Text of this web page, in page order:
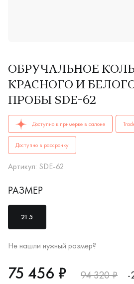
ОБРУЧАЛЬНОЕ
КРАСНОГО И
ПРОБЫ SDE-62
ОБРУЧАЛЬНЫЕ КОЛЬЦА мужские,
Доступно к примерке в салоне
Доступно в рассрочку
Артикул: SDE-62
РАЗМЕР
21.5
Не нашли нужный размер?
RUB
75456
75 456 ₽ 94 320 ₽ -